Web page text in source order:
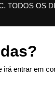
TODOS OS
entrar em